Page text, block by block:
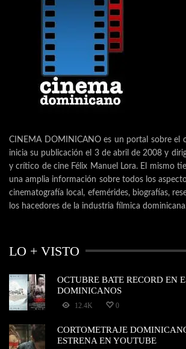
CINEMA DOMINICANO es un portal sobre el
inicia su publicación el 3 de abril de 2008 y
y crítico de cine Félix Manuel Lora. El mismo
una amplia información sobre todos los
cinematografía local, efemérides, biografías,
los hacedores de la industria fílmica
LO + VISTO
OCTUBRE BATE RECORD EN
DOMINICANOS
12.4K 0
CORTOMETRAJE
ESTRENA EN YOUTUBE